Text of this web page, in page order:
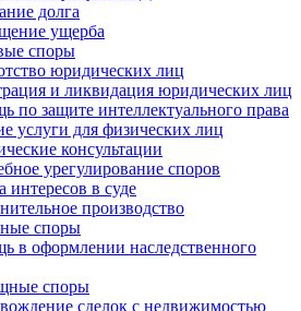
долга
ущерба
споры
юридических лиц
и ликвидация юридических лиц
по защите интеллектуального права
услуги для физических лиц
консультации
урегулирование споров
интересов в суде
производство
споры
в оформлении наследственного
споры
сделок с недвижимостью